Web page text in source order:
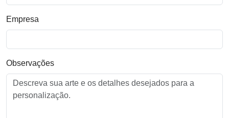
Empresa
Observações